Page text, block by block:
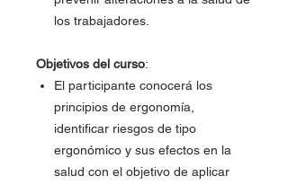
los trabajadores.
Objetivos del curso:
El participante conocerá los
principios de ergonomía,
identificar riesgos de tipo
ergonómico y sus efectos en la
salud con el objetivo de aplicar